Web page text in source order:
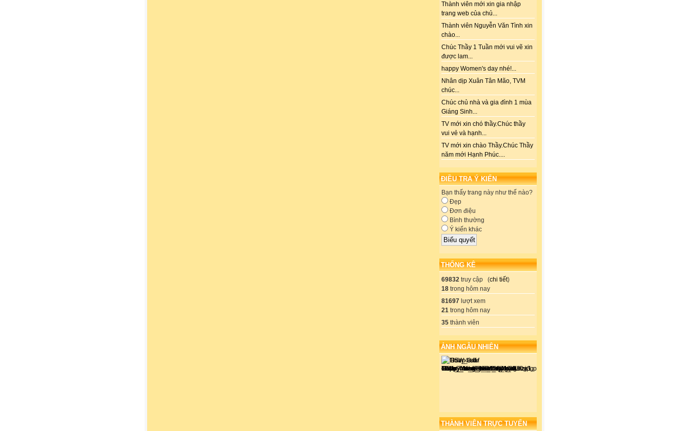
Thành viên mới xin gia nhập
trang web của chủ...
Thành viên Nguyễn Văn Tình xin
chào...
Chúc Thầy 1 Tuần mới vui vẽ xin
được lam...
happy Women's day nhé!...
Nhân dịp Xuân Tân Mão, TVM
chúc...
Chúc chủ nhà và gia đình 1 mùa
Giáng Sinh...
TV mới xin chó thầy.Chúc thầy
vui vẻ và hạnh...
TV mới xin chào Thầy.Chúc Thầy
năm mới Hạnh Phúc....
ĐIỀU TRA Ý KIẾN
Bạn thấy trang này như thế nào?
Đẹp
Đơn điệu
Bình thường
Ý kiến khác
THỐNG KÊ
69832 truy cập (chi tiết)
18 trong hôm nay
81697 lượt xem
21 trong hôm nay
35 thành viên
ẢNH NGẪU NHIÊN
THÀNH VIÊN TRỰC TUYẾN